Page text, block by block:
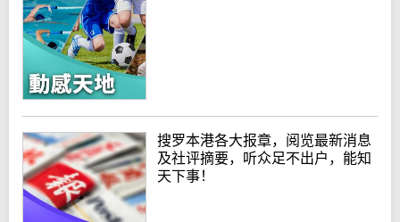
搜罗本港各大报章，阅览最新消息
及社评摘要，听众足不出户，能知
天下事！